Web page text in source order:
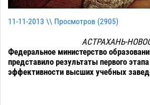
11-11-2013 \\ Просмотров (2905)
АСТРАХАНЬ-
Федеральное министерство
представило результаты первого
эффективности высших учебных